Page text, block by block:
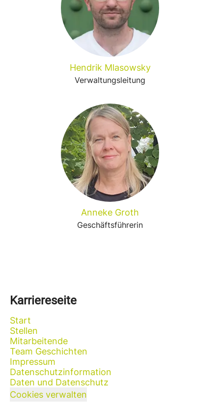
Hendrik Mlasowsky
Verwaltungsleitung
Anneke Groth
Geschäftsführerin
Karriereseite
Start
Stellen
Mitarbeitende
Team Geschichten
Impressum
Datenschutzinformation
Daten und Datenschutz
Cookies verwalten